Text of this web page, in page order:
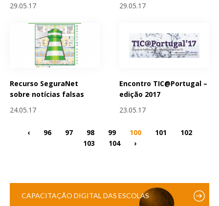
29.05.17
29.05.17
Recurso SeguraNet
sobre notícias falsas
24.05.17
Encontro TIC@Portugal –
edição 2017
23.05.17
‹ 96 97 98 99 100 101
102
103
104 ›
CAPACITAÇÃO DIGITAL DAS ESCOLAS